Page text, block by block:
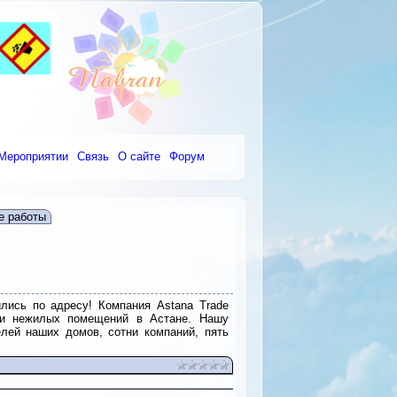
Связь О сайте Форум
работы
по адресу! Компания Astana Trade
и нежилых помещений в Астане. Нашу
наших домов, сотни компаний, пять